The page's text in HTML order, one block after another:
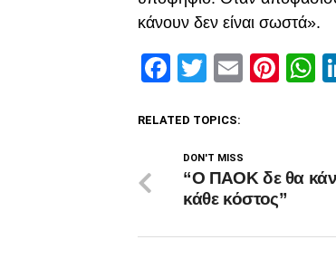
κάνουν δεν είναι σωστά».
Facebook
Twitter
Email
RELATED TOPICS:
DON'T MISS
“Ο ΠΑΟΚ δε θα
κάθε κόστος”